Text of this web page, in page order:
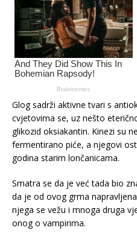
Glog sadrži aktivne tvari s
cvjetovima se, uz nešto
glikozid oksiakantin. Kinezi su
fermentirano piće, a njegovi
godina starim lončanicama.
Smatra se da je već tada bio
da je od ovog grma
njega se vežu i mnoga druga
onog o vampirima.